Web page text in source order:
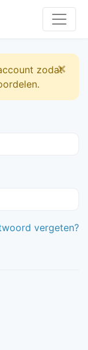
zodat
×
vergeten?